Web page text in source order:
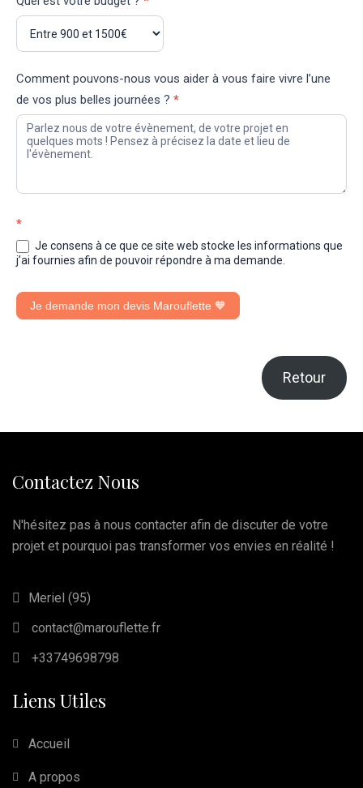
Comment pouvons-nous vous aider à vous faire vivre l’une
de vos plus belles journées ? *
*
j’ai fournies afin de pouvoir répondre à ma demande.
Je demande mon devis Marouflette 🧡
Retour
Contactez Nous
N'hésitez pas à nous contacter afin de discuter de votre
projet et pourquoi pas transformer vos envies en réalité !
Meriel (95)
contact@marouflette.fr
+33749698798
Liens Utiles
Accueil
A propos